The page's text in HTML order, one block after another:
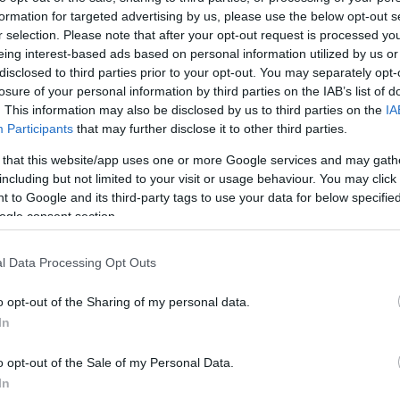
for targeted advertising by us, please use the below opt-out
selection. Please note that after your opt-out request is processed
interest-based ads based on personal information utilized by us
to third parties prior to your opt-out. You may separately
of your personal information by third parties on the IAB’s list of
This information may also be disclosed by us to third parties on the
Participants that may further disclose it to other third parties.
that this website/app uses one or more Google services and may
but not limited to your visit or usage behaviour. You may
to Google and its third-party tags to use your data for below
consent section.
Data Processing Opt Outs
opt-out of the Sharing of my personal data.
opt-out of the Sale of my Personal Data.
Jelszó Emlékezzen rám
Regisztráció
szaknévsora
KERTÉSZ ÉS KERTÉSZET REGISZTRÁCIÓ NÖVÉNYKATALÓGUS
(Pyrus communis
elején
ismert,
tárolva
termés